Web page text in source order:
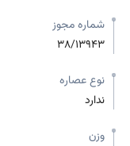
شماره مجوز
38/13943
نوع عصاره
ندارد
وزن